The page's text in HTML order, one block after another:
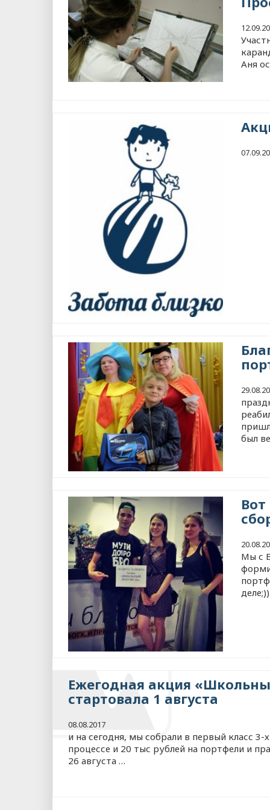
Аня
был
Мы с
Ежегодная акция
стартовала 1 августа
08.08.2017
и на сегодня, мы собрали в первый класс 3-
процессе и 20 тыс рублей на портфели и
26 августа …